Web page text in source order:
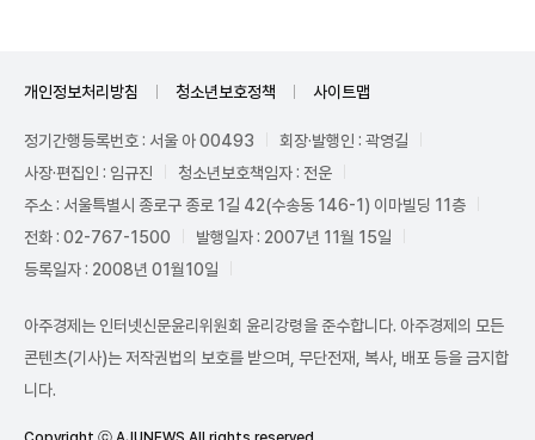
개인정보처리방침 청소년보호정책 사이트맵
정기간행등록번호 : 서울 아 00493
회장·발행인 : 곽영길
사장·편집인 : 임규진
청소년보호책임자 : 전운
주소 : 서울특별시 종로구 종로 1길 42(수송동 146-1) 이마빌딩 11층
전화 : 02-767-1500
발행일자 : 2007년 11월 15일
등록일자 : 2008년 01월10일
아주경제는 인터넷신문윤리위원회 윤리강령을 준수합니다. 아주경제의 모든
콘텐츠(기사)는 저작권법의 보호를 받으며, 무단전재, 복사, 배포 등을 금지합
니다.